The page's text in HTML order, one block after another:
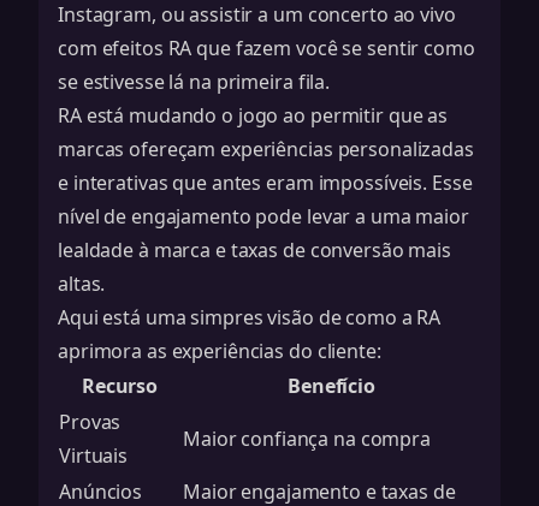
Instagram, ou assistir a um concerto ao vivo
com efeitos RA que fazem você se sentir como
se estivesse lá na primeira fila.
RA está mudando o jogo ao permitir que as
marcas ofereçam experiências personalizadas
e interativas que antes eram impossíveis. Esse
nível de engajamento pode levar a uma maior
lealdade à marca e taxas de conversão mais
altas.
Aqui está uma simpres visão de como a RA
aprimora as experiências do cliente:
Recurso
Benefício
Provas
Virtuais
Maior confiança na compra
Anúncios
Maior engajamento e taxas de